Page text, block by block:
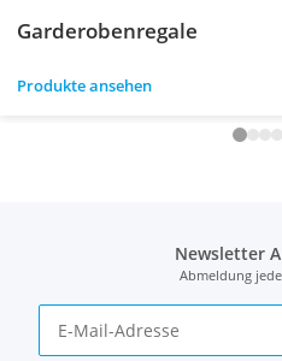
Garderobenregale
Produkte ansehen
Newsletter
Abmeldung